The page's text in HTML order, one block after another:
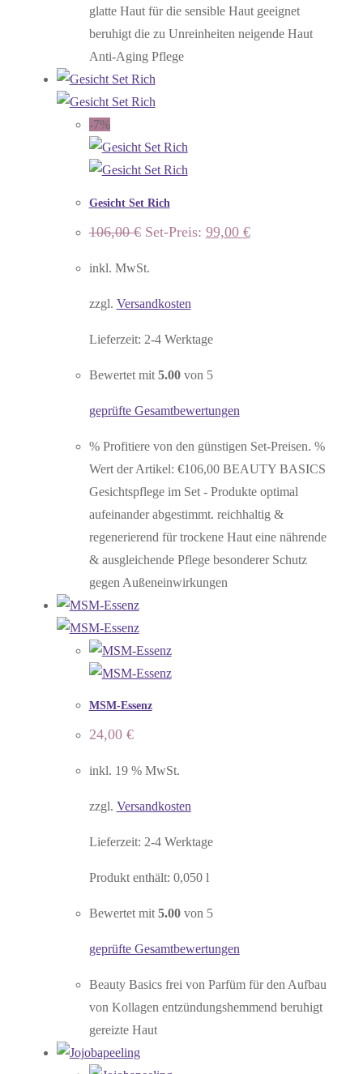
glatte Haut für die sensible Haut geeignet
beruhigt die zu Unreinheiten neigende Haut
Anti-Aging Pflege
-7%
Gesicht Set Rich
106,00€ Ursprünglicher
Preis
106,00 €
Set-Preis: 99,00 €Aktueller
Preis
inkl. MwSt.
zzgl. Versandkosten
Lieferzeit: 2-4 Werktage
Bewertet mit 5.00von 5
geprüfte Gesamtbewertungen
% Profitiere von den günstigen Set-Preisen. %
Wert der Artikel: €106,00 BEAUTY BASICS
Gesichtspflege im Set - Produkte optimal
aufeinander abgestimmt. reichhaltig &
regenerierend für trockene Haut eine nährende
& ausgleichende Pflege besonderer Schutz
gegen Außeneinwirkungen
MSM-Essenz
24,00 €
inkl. 19 % MwSt.
zzgl. Versandkosten
Lieferzeit: 2-4 Werktage
Produkt enthält: 0,050 l
Bewertet mit 5.00von 5
geprüfte Gesamtbewertungen
Beauty Basics frei von Parfüm für den Aufbau
von Kollagen entzündungshemmend beruhigt
gereizte Haut